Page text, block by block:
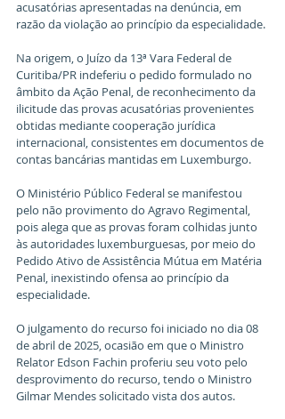
acusatórias apresentadas na denúncia, em
razão da violação ao princípio da especialidade.
Na origem, o Juízo da 13ª Vara Federal de
Curitiba/PR indeferiu o pedido formulado no
âmbito da Ação Penal, de reconhecimento da
ilicitude das provas acusatórias provenientes
obtidas mediante cooperação jurídica
internacional, consistentes em documentos de
contas bancárias mantidas em Luxemburgo.
O Ministério Público Federal se manifestou
pelo não provimento do Agravo Regimental,
pois alega que as provas foram colhidas junto
às autoridades luxemburguesas, por meio do
Pedido Ativo de Assistência Mútua em Matéria
Penal, inexistindo ofensa ao princípio da
especialidade.
O julgamento do recurso foi iniciado no dia 08
de abril de 2025, ocasião em que o Ministro
Relator Edson Fachin proferiu seu voto pelo
desprovimento do recurso, tendo o Ministro
Gilmar Mendes solicitado vista dos autos.